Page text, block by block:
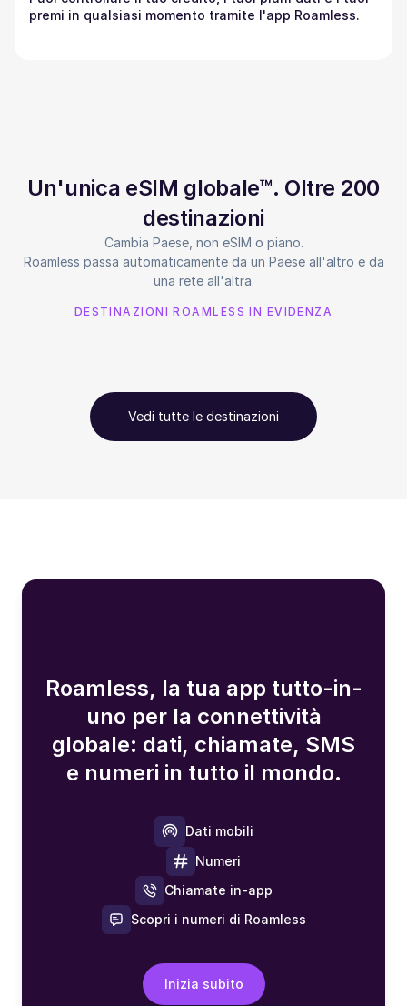
premi in qualsiasi momento tramite l'app Roamless.
Un'unica eSIM globale™. Oltre 200
destinazioni
Cambia Paese, non eSIM o piano.
Roamless passa automaticamente da un Paese all'altro e da
una rete all'altra.
DESTINAZIONI ROAMLESS IN EVIDENZA
Vedi tutte le destinazioni
Roamless, la tua app tutto-in-
uno per la connettività
globale: dati, chiamate, SMS
e numeri in tutto il mondo.
Dati mobili
Numeri
Chiamate in-app
Scopri i numeri di Roamless
Inizia subito